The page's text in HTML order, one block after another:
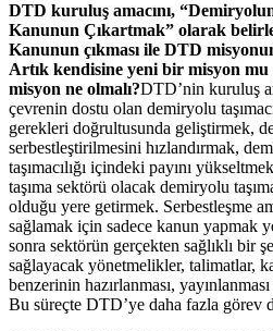
DTD kuruluş amacını,
Kanunun Çıkartmak” olarak
Kanunun çıkması ile DTD
Artık kendisine yeni bir misyon mu
misyon ne olmalı?DTD’nin kuruluş
çevrenin dostu olan demiryolu
gerekleri doğrultusunda geliştirmek,
serbestleştirilmesini hızlandırmak,
taşımacılığı içindeki payını
taşıma sektörü olacak demiryolu
olduğu yere getirmek. Serbestleşme
sağlamak için sadece kanun yapmak
sonra sektörün gerçekten sağlıklı bir
sağlayacak yönetmelikler, talimatlar,
benzerinin hazırlanması,
Bu süreçte DTD’ye daha fazla görev